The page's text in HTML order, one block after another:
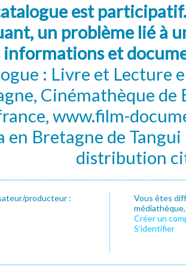
est
un problème lié à
informations et
: Livre et Lecture
Cinémathèque de
www.film-
en Bretagne de
distribution
producteur :
Vous êtes
Créer un
S’identifier